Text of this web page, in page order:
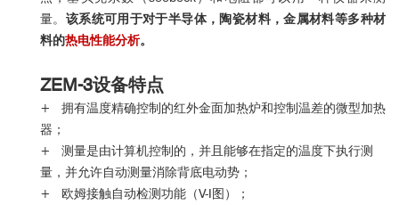
量。 该系统可用于对于半导体，陶瓷材料，金属材料等多种材
料的热电性能分析。
ZEM-3设备特点
+ 拥有温度精确控制的红外金面加热炉和控制温差的微型加热
器；
+ 测量是由计算机控制的，并且能够在指定的温度下执行测
量，并允许自动测量消除背底电动势；
+ 欧姆接触自动检测功能（V-I图）；